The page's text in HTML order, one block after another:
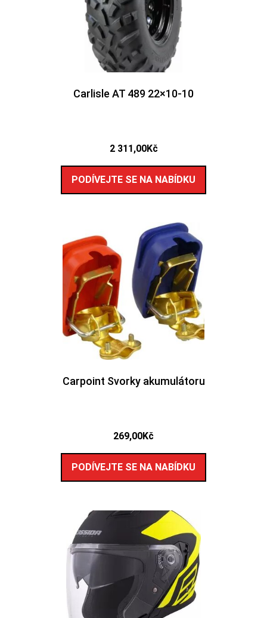
Carlisle AT 489 22×10-10
2 311,00Kč
PODÍVEJTE SE NA NABÍDKU
Carpoint Svorky akumulátoru
269,00Kč
PODÍVEJTE SE NA NABÍDKU